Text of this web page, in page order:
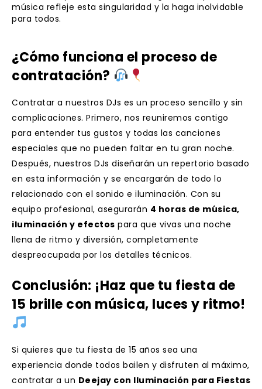
música refleje esta singularidad y la haga inolvidable
para todos.
¿Cómo funciona el proceso de
contratación?
Contratar a nuestros DJs es un proceso sencillo y sin
complicaciones. Primero, nos reuniremos contigo
para entender tus gustos y todas las canciones
especiales que no pueden faltar en tu gran noche.
Después, nuestros DJs diseñarán un repertorio basado
en esta información y se encargarán de todo lo
relacionado con el sonido e iluminación. Con su
equipo profesional, asegurarán 4 horas de música,
iluminación y efectos para que vivas una noche
llena de ritmo y diversión, completamente
despreocupada por los detalles técnicos.
Conclusión: ¡Haz que tu fiesta de
15 brille con música, luces y ritmo!
Si quieres que tu fiesta de 15 años sea una
experiencia donde todos bailen y disfruten al máximo,
contratar a un Deejay con Iluminación para Fiestas